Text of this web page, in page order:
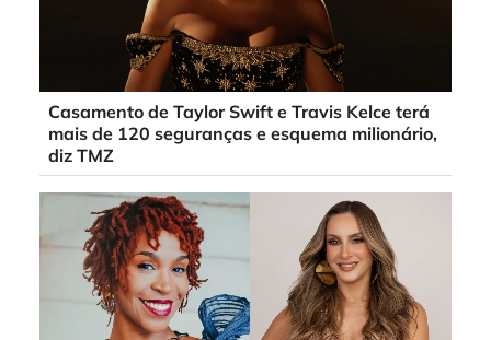
Casamento de Taylor Swift e Travis Kelce terá
mais de 120 seguranças e esquema milionário,
diz TMZ